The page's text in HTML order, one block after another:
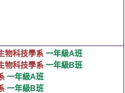
物科技學系 一年級A班
物科技學系 一年級B班
一年級A班
一年級B班